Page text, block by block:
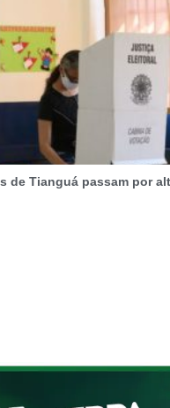
de Tianguá passam por